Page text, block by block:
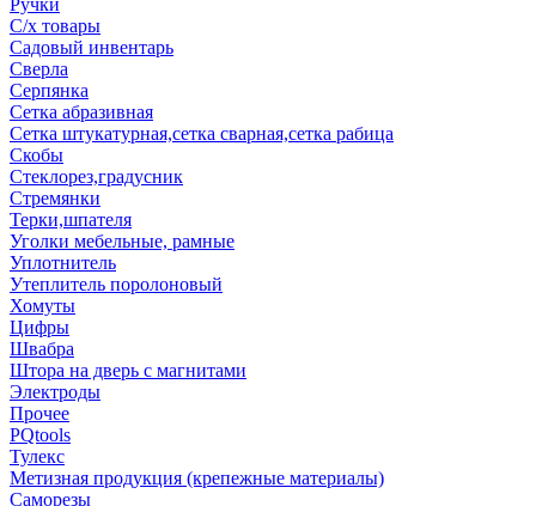
Ручки
С/х товары
Садовый инвентарь
Сверла
Серпянка
Сетка абразивная
Сетка штукатурная,сетка сварная,сетка рабица
Скобы
Стеклорез,градусник
Стремянки
Терки,шпателя
Уголки мебельные, рамные
Уплотнитель
Утеплитель поролоновый
Хомуты
Цифры
Швабра
Штора на дверь с магнитами
Электроды
Прочее
PQtools
Тулекс
Метизная продукция (крепежные материалы)
Саморезы